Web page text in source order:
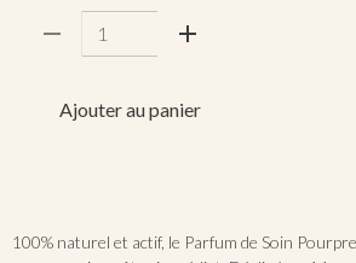
Ajouter au panier
100% naturel et actif, le Parfum de Soin